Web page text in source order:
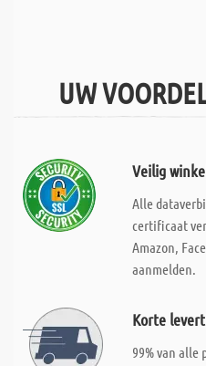
UW
Veilig
Alle
certificaat
Amazon,
aanmelden.
Korte
99% van alle